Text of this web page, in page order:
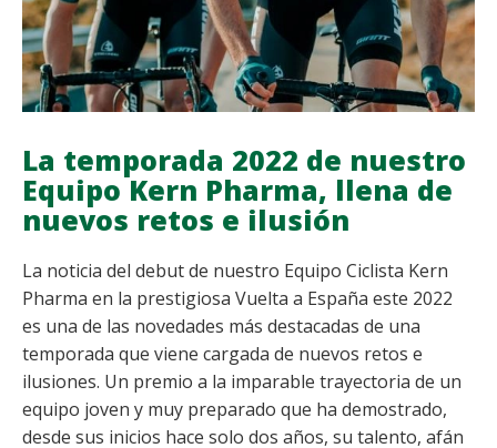
La temporada 2022 de nuestro
Equipo Kern Pharma, llena de
nuevos retos e ilusión
La noticia del debut de nuestro Equipo Ciclista Kern
Pharma en la prestigiosa Vuelta a España este 2022
es una de las novedades más destacadas de una
temporada que viene cargada de nuevos retos e
ilusiones. Un premio a la imparable trayectoria de un
equipo joven y muy preparado que ha demostrado,
desde sus inicios hace solo dos años, su talento, afán